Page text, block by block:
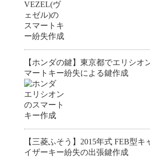
【ホンダの鍵】東京都でエリシオ
マートキー紛失による鍵作成
【三菱ふそう】2015年式 FEB型
イザーキー紛失の出張鍵作成